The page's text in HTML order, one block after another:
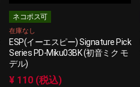
ネコポス可
在庫なし
ESP(イーエスピー) Signature Pick
Series PD-Miku03BK (初音ミク モ
デル)
¥ 110 (税込)